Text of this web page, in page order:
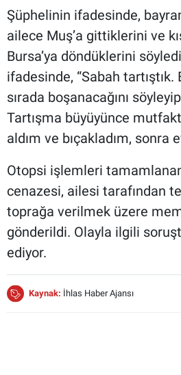
Şüphelinin ifadesinde,
ailece Muş’a gittiklerini ve
Bursa’ya döndüklerini
ifadesinde, “Sabah tartıştık.
sırada boşanacağını
Tartışma büyüyünce
aldım ve bıçakladım, sonra
Otopsi işlemleri
cenazesi, ailesi tarafından
toprağa verilmek üzere
gönderildi. Olayla ilgili
ediyor.
Kaynak: İhlas Haber Ajansı